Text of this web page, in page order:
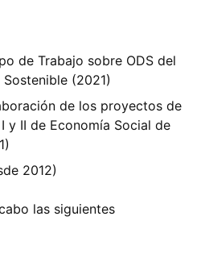
de Trabajo sobre ODS del
(2021)
de los proyectos de
y II de Economía Social de
2012)
las siguientes